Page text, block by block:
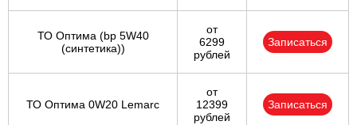
ТО Оптима (bp 5W40
(синтетика))
от
6299
рублей
Записаться
ТО Оптима 0W20 Lemarc
от
12399
рублей
Записаться